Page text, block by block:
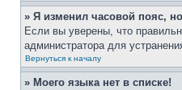
» Я изменил часовой пояс,
Если вы уверены, что
администратора для
Вернуться к началу
» Моего языка нет в списке!